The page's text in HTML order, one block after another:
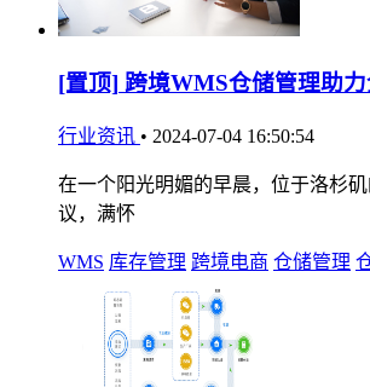
[置顶] 跨境WMS仓储管理助
行业资讯 • 2024-07-04 16:50:54
在一个阳光明媚的早晨，位于洛杉
议，满怀
WMS 库存管理 跨境电商 仓储管理